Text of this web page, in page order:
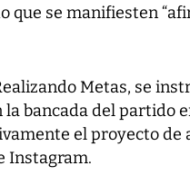
que se manifiesten
Metas, se
bancada del partido
el proyecto de
Instagram.